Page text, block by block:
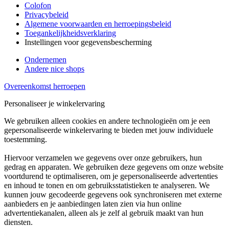
Colofon
Privacybeleid
Algemene voorwaarden en herroepingsbeleid
Toegankelijkheidsverklaring
Instellingen voor gegevensbescherming
Ondernemen
Andere nice shops
Overeenkomst herroepen
Personaliseer je winkelervaring
We gebruiken alleen cookies en andere technologieën om je een
gepersonaliseerde winkelervaring te bieden met jouw individuele
toestemming.
Hiervoor verzamelen we gegevens over onze gebruikers, hun
gedrag en apparaten. We gebruiken deze gegevens om onze website
voortdurend te optimaliseren, om je gepersonaliseerde advertenties
en inhoud te tonen en om gebruiksstatistieken te analyseren. We
kunnen jouw gecodeerde gegevens ook synchroniseren met externe
aanbieders en je aanbiedingen laten zien via hun online
advertentiekanalen, alleen als je zelf al gebruik maakt van hun
diensten.